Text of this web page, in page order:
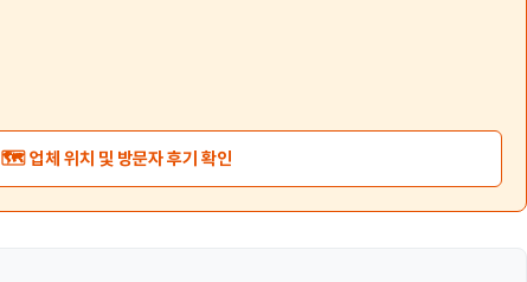
🗺️ 업체 위치 및 방문자 후기 확인